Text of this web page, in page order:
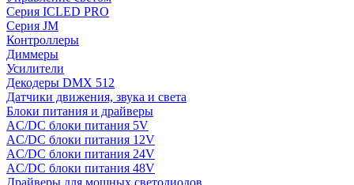
Серия ICLED PRO
Серия JM
Контроллеры
Диммеры
Усилители
Декодеры DMX 512
Датчики движения, звука и света
Блоки питания и драйверы
AC/DC блоки питания 5V
AC/DC блоки питания 12V
AC/DC блоки питания 24V
AC/DC блоки питания 48V
Драйверы для мощных светодиодов